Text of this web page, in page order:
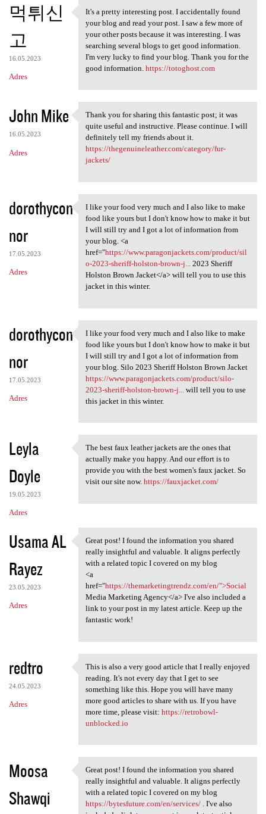
먹튀신
고
16.05.2023
Adres
It's a pretty interesting
It's a pretty interesting post. I accidentally found
your blog and read your post. I saw a few more of
your other posts because it was interesting. I was
searching several blogs to get good information.
I'm very lucky to find your blog. Thank you for the
good information. https://totoghost.com
John Mike
16.05.2023
Adres
Thank you for sharing this
Thank you for sharing this fantastic post; it was
quite useful and instructive. Please continue. I will
definitely tell my friends about it.
https://thegenuineleather.com/category/fur-
jackets/
dorothycon
nor
17.05.2023
Adres
I like your food very much
I like your food very much and I also like to make
food like yours but I don't know how to make it but
I will still try and I got a lot of information from
your blog. <a
href="https://www.paragonjackets.com/product/sil
o-2023-sheriff-holston-brown-j...2023 Sheriff
Holston Brown Jacket</a> will tell you to use this
jacket in this winter.
dorothycon
nor
17.05.2023
Adres
I like your food very much
I like your food very much and I also like to make
food like yours but I don't know how to make it but
I will still try and I got a lot of information from
your blog. Silo 2023 Sheriff Holston Brown Jacket
https://www.paragonjackets.com/product/silo-
2023-sheriff-holston-brown-j...
will tell you to use
this jacket in this winter.
Leyla
Doyle
19.05.2023
Adres
The best faux leather jackets
The best faux leather jackets are the ones that
actually make you happy. And our effort is to
provide you with the best women's faux jacket. So
visit our site now. https://fauxjacket.com/
Usama AL
Rayez
23.05.2023
Adres
Great post! I found the
Great post! I found the information you shared
really insightful and valuable. It aligns perfectly
with a related topic I covered on my blog
<a
href="https://themarketingtrendz.com/en/">Social
Media Marketing Agency</a> I've also included a
link to your post in my latest article. Keep up the
fantastic work!
redtro
24.05.2023
Adres
This is also a very good
This is also a very good article that I really enjoyed
reading. It's not every day that I get to see
something like this. Hope you will have many
more good articles to share with us. If you have
more time, please visit: https://retrobowl-
unblocked.io
Moosa
Shawqi
Great post! I found the
Great post! I found the information you shared
really insightful and valuable. It aligns perfectly
with a related topic I covered on my blog
https://bytesfuture.com/en/services/. I've also